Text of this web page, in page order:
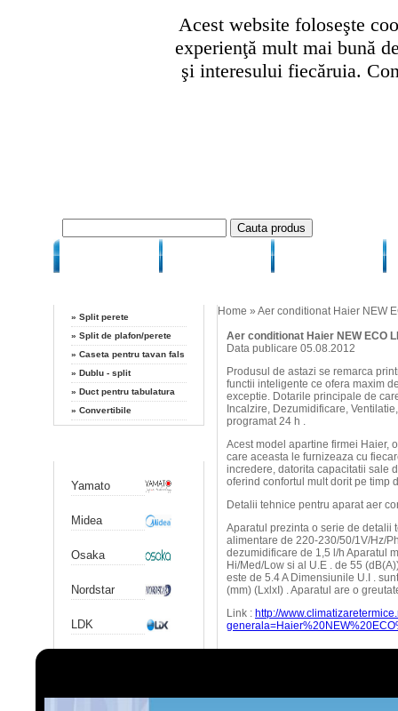
Acest website foloseşte
experienţă mult mai bună
şi interesului fiecăruia.
» Split perete
» Split de plafon/perete
» Caseta pentru tavan fals
» Dublu - split
» Duct pentru tabulatura
» Convertibile
Yamato
Midea
Osaka
Nordstar
LDK
Home » Aer conditionat Haier NEW
Aer conditionat Haier NEW ECO
Data publicare 05.08.2012
Produsul de astazi se remarca
functii inteligente ce ofera maxim
exceptie. Dotarile principale de
Incalzire, Dezumidificare,
programat 24 h .
Acest model apartine firmei Haier,
care aceasta le furnizeaza cu
incredere, datorita capacitatii sale
oferind confortul mult dorit pe timp
Detalii tehnice pentru aparat aer
Aparatul prezinta o serie de detalii
alimentare de 220-230/50/1V/Hz/
dezumidificare de 1,5 l/h Aparatul
Hi/Med/Low si al U.E . de 55
este de 5.4 A Dimensiunile U.I .
(mm) (LxlxI) . Aparatul are o
Link : http://
Aer conditionat Gree